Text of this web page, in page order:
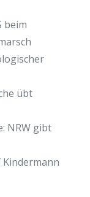
beim
übt
NRW gibt
Kindermann